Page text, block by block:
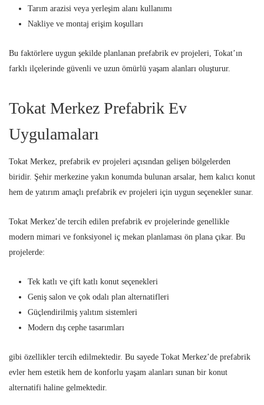
Tarım arazisi veya yerleşim alanı kullanımı
Nakliye ve montaj erişim koşulları
Bu faktörlere uygun şekilde planlanan prefabrik ev projeleri, Tokat’ın
farklı ilçelerinde güvenli ve uzun ömürlü yaşam alanları oluşturur.
Tokat Merkez Prefabrik Ev
Uygulamaları
Tokat Merkez, prefabrik ev projeleri açısından gelişen bölgelerden
biridir. Şehir merkezine yakın konumda bulunan arsalar, hem kalıcı konut
hem de yatırım amaçlı prefabrik ev projeleri için uygun seçenekler sunar.
Tokat Merkez’de tercih edilen prefabrik ev projelerinde genellikle
modern mimari ve fonksiyonel iç mekan planlaması ön plana çıkar. Bu
projelerde:
Tek katlı ve çift katlı konut seçenekleri
Geniş salon ve çok odalı plan alternatifleri
Güçlendirilmiş yalıtım sistemleri
Modern dış cephe tasarımları
gibi özellikler tercih edilmektedir. Bu sayede Tokat Merkez’de prefabrik
evler hem estetik hem de konforlu yaşam alanları sunan bir konut
alternatifi haline gelmektedir.